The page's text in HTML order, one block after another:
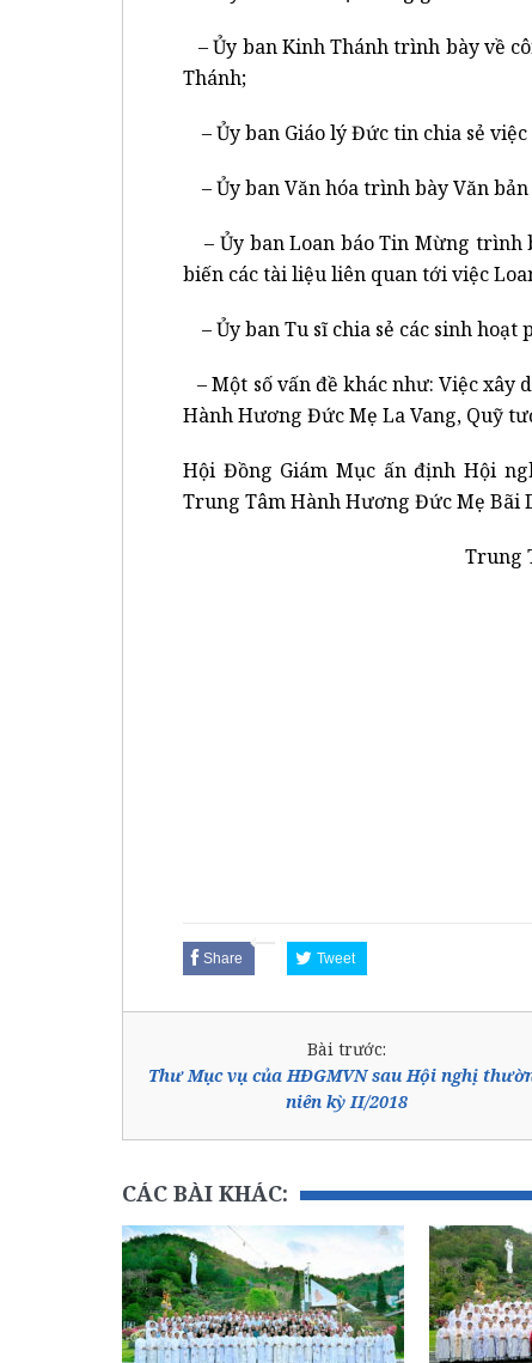
– Ủy ban Kinh Thánh trình bày về
Thánh;
– Ủy ban Giáo lý Đức tin chia sẻ
– Ủy ban Văn hóa trình bày Văn
– Ủy ban Loan báo Tin Mừng trình
biến các tài liệu liên quan tới việc
– Ủy ban Tu sĩ chia sẻ các sinh
– Một số vấn đề khác như: Việc
Hành Hương Đức Mẹ La Vang, Quỹ
Hội Đồng Giám Mục ấn định Hội
Trung Tâm Hành Hương Đức Mẹ Bãi
Trung
Share Tweet
Bài trước:
Thư Mục vụ của HĐGMVN sau Hội nghị
niên kỳ II/2018
CÁC BÀI KHÁC: